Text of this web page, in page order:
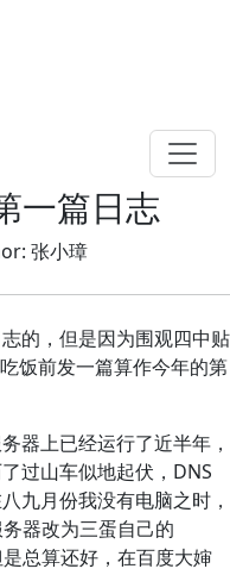
一篇日志
张小璋
的，但是因为围观四中贴
饭前发一篇算作今年的第
上已经运行了近半年，
过山车似地起伏，DNS
九月份我没有电脑之时，
器改为三蛋自己的
总算还好，在百度大婶